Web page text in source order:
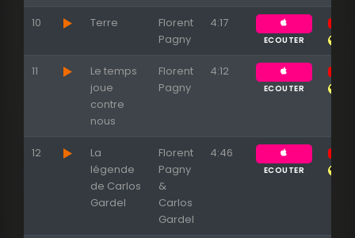
10 Terre
Florent
Pagny
4:17
ECOUTER
11
Le temps
joue
contre
nous
Florent
Pagny
4:12
ECOUTER
12
La
légende
de Carlos
Gardel
Florent
Pagny
&
Carlos
Gardel
4:46
ECOUTER